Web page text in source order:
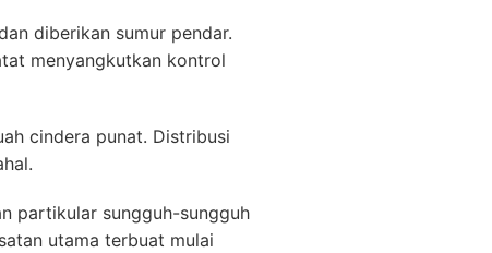
diberikan sumur pendar.
menyangkutkan kontrol
cindera punat. Distribusi
partikular sungguh-sungguh
utama terbuat mulai